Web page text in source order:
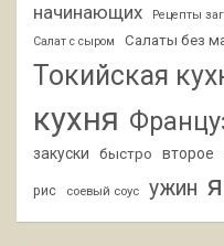
начинающих
Рецепты
Салат с сыром Салаты без
Токийская
кухня
закуски
быстро второе
рис соевый соус ужин